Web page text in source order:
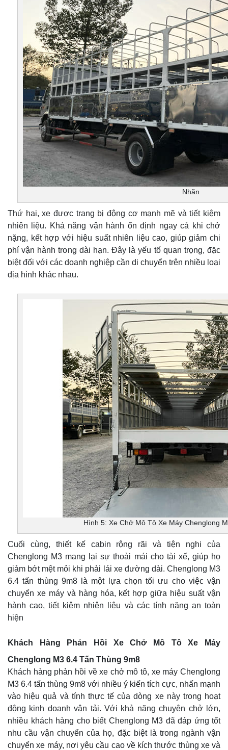
Nhãn
Thứ hai, xe được trang bị động cơ mạnh mẽ và tiết kiệm
nhiên liệu. Khả năng vận hành ổn định ngay cả khi chở
nặng, kết hợp với hiệu suất nhiên liệu cao, giúp giảm chi
phí vận hành trong dài hạn. Đây là yếu tố quan trọng, đặc
biệt đối với các doanh nghiệp cần di chuyển trên nhiều loại
địa hình khác nhau.
Hình 5: Xe Chở Mô Tô Xe Máy Chenglong
Cuối cùng, thiết kế cabin rộng rãi và tiện nghi của
Chenglong M3 mang lại sự thoải mái cho tài xế, giúp họ
giảm bớt mệt mỏi khi phải lái xe đường dài. Chenglong M3
6.4 tấn thùng 9m8 là một lựa chọn tối ưu cho việc vận
chuyển xe máy và hàng hóa, kết hợp giữa hiệu suất vận
hành cao, tiết kiệm nhiên liệu và các tính năng an toàn
hiện
Khách Hàng Phản Hồi Xe Chở Mô Tô Xe Máy
Chenglong M3 6.4 Tấn Thùng 9m8
Khách hàng phản hồi về xe chở mô tô, xe máy Chenglong
M3 6.4 tấn thùng 9m8 với nhiều ý kiến tích cực, nhấn mạnh
vào hiệu quả và tính thực tế của dòng xe này trong hoạt
động kinh doanh vận tải. Với khả năng chuyên chở lớn,
nhiều khách hàng cho biết Chenglong M3 đã đáp ứng tốt
nhu cầu vận chuyển của họ, đặc biệt là trong ngành vận
chuyển xe máy, nơi yêu cầu cao về kích thước thùng xe và